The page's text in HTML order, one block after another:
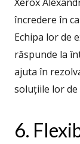
încredere în
Echipa lor de
răspunde la
ajuta în
soluțiile lor
6.